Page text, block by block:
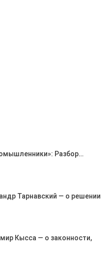
Разбор…
Тарнавский — о решении
Кысса — о законности,